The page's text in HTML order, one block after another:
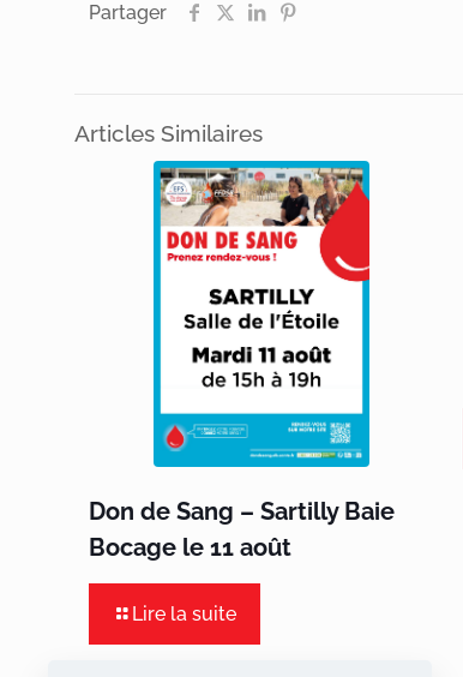
Partager
Articles Similaires
Don de Sang – Sartilly Baie
Bocage le 11 août
Lire la suite